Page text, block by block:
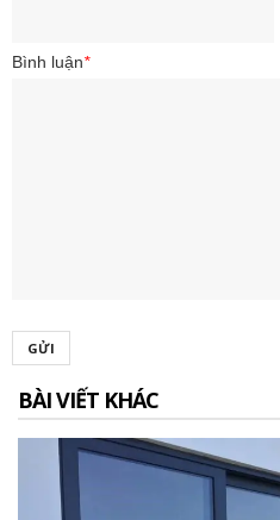
Bình luận*
GỬI
BÀI VIẾT KHÁC